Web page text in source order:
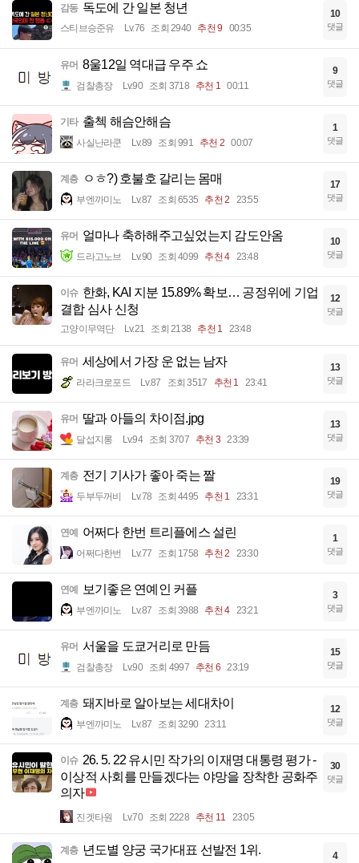
감동 독도에 간 일본 청년
스티브승준유 Lv.76 조회 2940 추천 9 00:35
10
댓글
유머 8울12일 역대급 우주 쇼
검찰총장 Lv.90 조회 3718 추천 1 00:11
9
댓글
기타 출첵 해슴안해슴
사실난라쿤 Lv.89 조회 991 추천 2 00:07
1
댓글
계층 ㅇㅎ?) 호불호 갈리는 몸매
부엔까미노 Lv.87 조회 6535 추천 2 23:55
17
댓글
유머 얼마나 축하해주고싶었는지 감도안옴
드라고노브 Lv.90 조회 4099 추천 4 23:48
10
댓글
이슈 한화, KAI 지분 15.89% 확보… 공정위에 기업
결합 심사 신청
고양이무역단 Lv.21 조회 2138 추천 1 23:48
12
댓글
유머 세상에서 가장 운 없는 남자
라라크로포드 Lv.87 조회 3517 추천 1 23:41
13
댓글
유머 딸과 아들의 차이점.jpg
달섭지롱 Lv.94 조회 3707 추천 3 23:39
13
댓글
계층 전기 기사가 좋아 죽는 짤
두부두꺼비 Lv.78 조회 4495 추천 1 23:31
19
댓글
연예 어쩌다 한번 트리플에스 설린
어쩌다한번 Lv.77 조회 1758 추천 2 23:30
1
댓글
연예 보기좋은 연예인 커플
부엔까미노 Lv.87 조회 3988 추천 4 23:21
3
댓글
유머 서울을 도쿄거리로 만듬
검찰총장 Lv.90 조회 4997 추천 6 23:19
15
댓글
계층 돼지바로 알아보는 세대차이
부엔까미노 Lv.87 조회 3290 23:11
12
댓글
이슈 26. 5. 22 유시민 작가의 이재명 대통령 평가 -
이상적 사회를 만들겠다는 야망을 장착한 공화주
의자
진겟타원 Lv.70 조회 2228 추천 11 23:05
30
댓글
계층 년도별 양궁 국가대표 선발전 1위. 4